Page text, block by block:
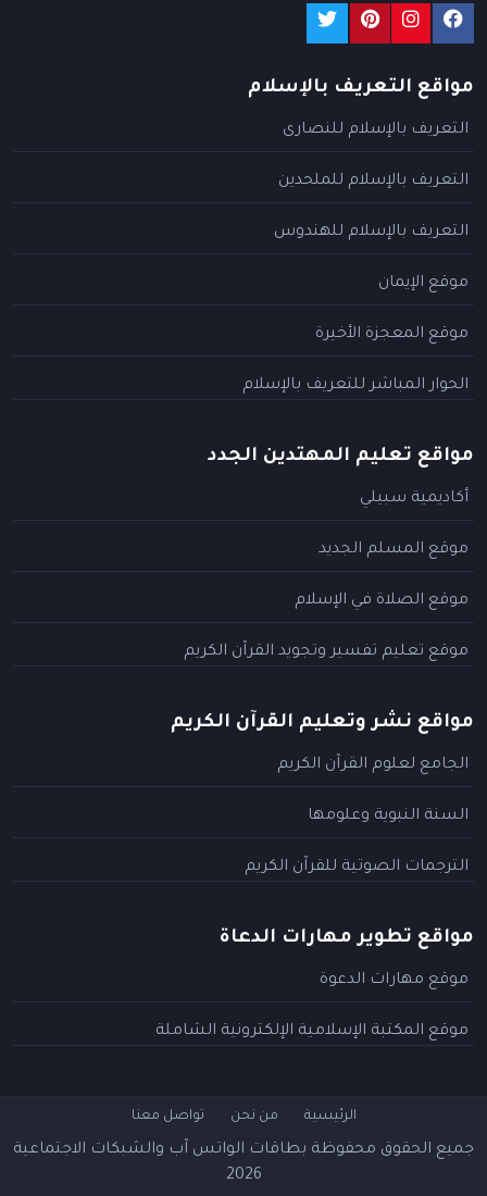
مواقع التعريف بالإسلام
التعريف بالإسلام للنصارى
التعريف بالإسلام للملحدين
التعريف بالإسلام للهندوس
موقع الإيمان
موقع المعجزة الأخيرة
الحوار المباشر للتعريف بالإسلام
مواقع تعليم المهتدين الجدد
أكاديمية سبيلي
موقع المسلم الجديد
موقع الصلاة في الإسلام
موقع تعليم تفسير وتجويد القرآن الكريم
مواقع نشر وتعليم القرآن الكريم
الجامع لعلوم القرآن الكريم
السنة النبوية وعلومها
الترجمات الصوتية للقرآن الكريم
مواقع تطوير مهارات الدعاة
موقع مهارات الدعوة
موقع المكتبة الإسلامية الإلكترونية الشاملة
الرئيسية من نحن تواصل معنا
جميع الحقوق محفوظة بطاقات الواتس آب والشبكات الاجتماعية
2026